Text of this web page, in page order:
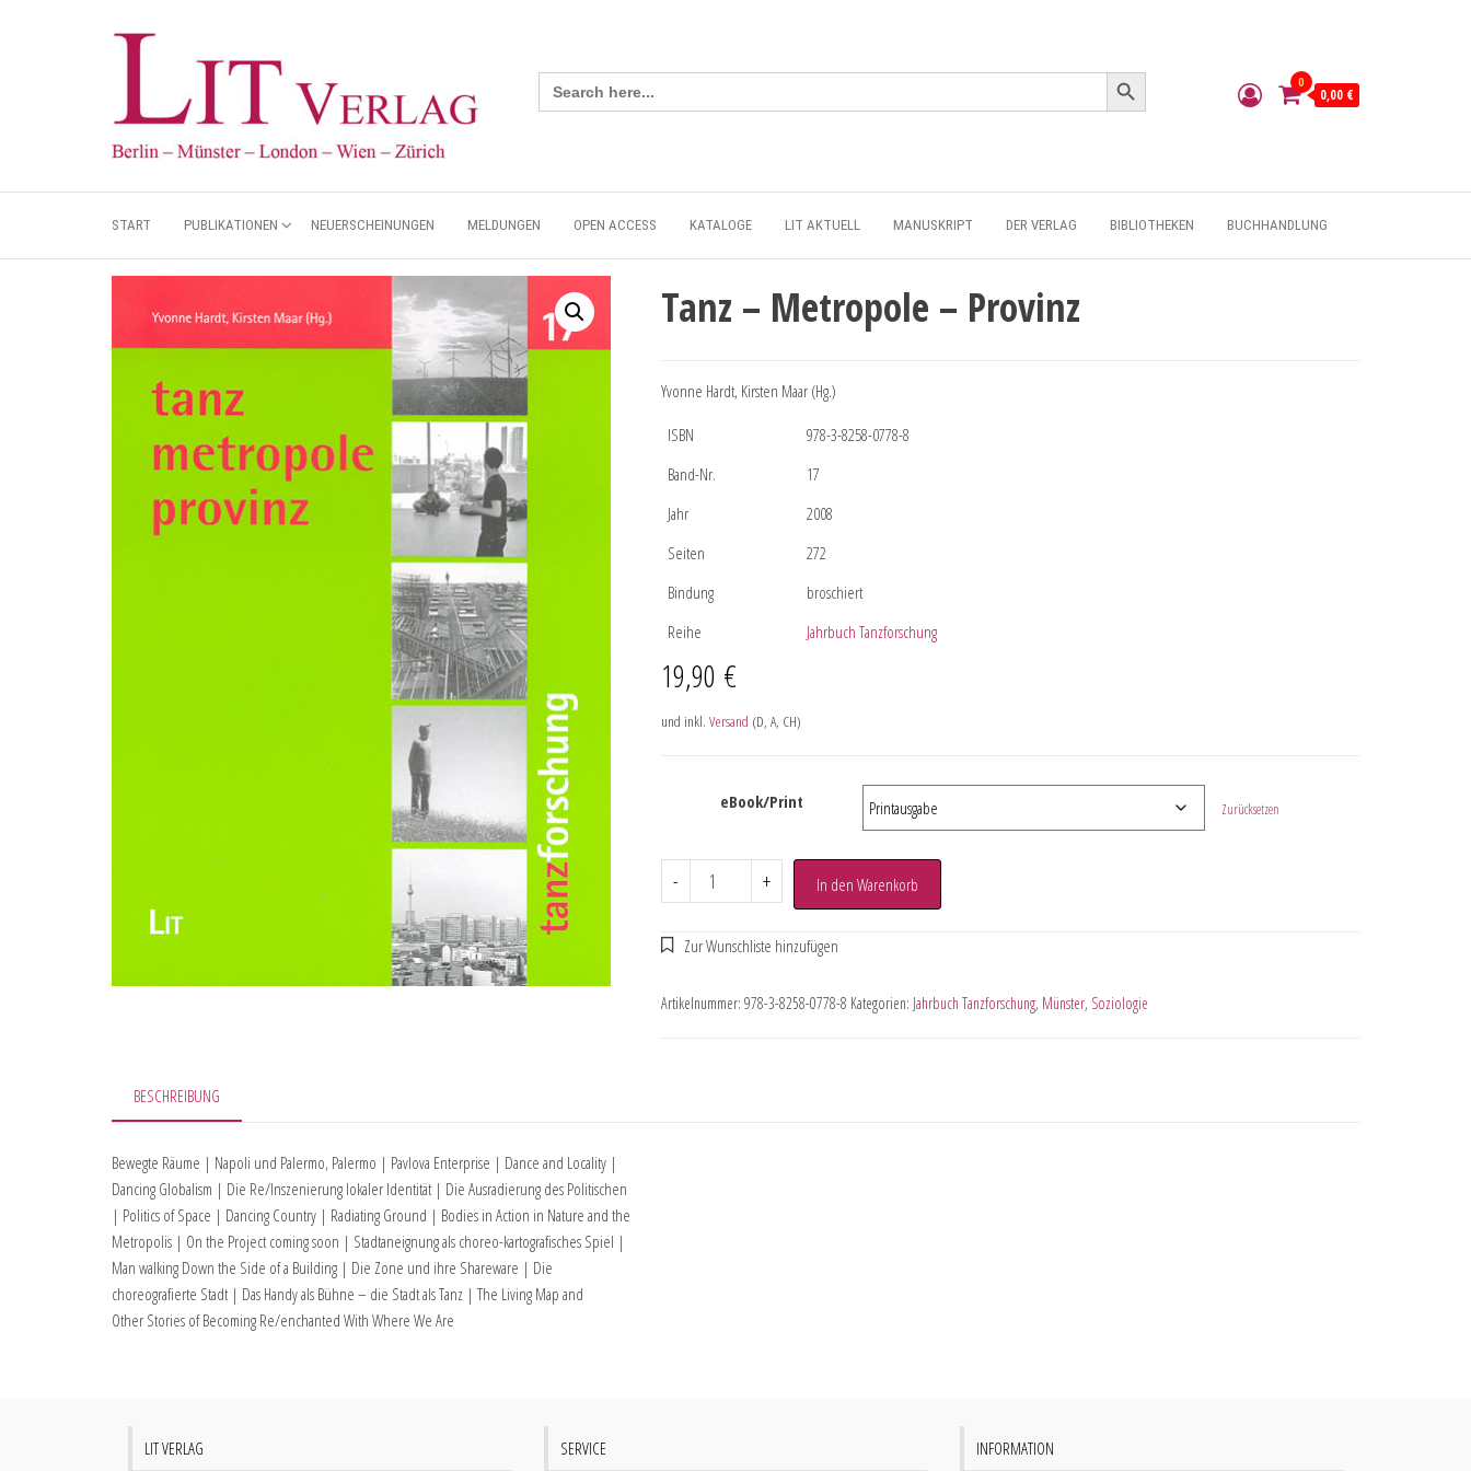
Search
for:
Search Button
0
0,00 €
START PUBLIKATIONEN NEUERSCHEINUNGEN MELDUNGEN OPEN ACCESS KATALOGE LIT AKTUELL MANUSKRIPT DER VERLAG BIBLIOTHEKEN BUCHHANDLUNG
Tanz – Metropole – Provinz
Yvonne Hardt, Kirsten Maar (Hg.)
ISBN
978-3-8258-0778-8
Band-Nr.
17
Jahr
2008
Seiten
272
Bindung
broschiert
Reihe
Jahrbuch Tanzforschung
19,90 €
und inkl. Versand (D, A, CH)
eBook/Print Zurücksetzen
- + In den Warenkorb
Artikelnummer: 978-3-8258-0778-8 Kategorien: Jahrbuch Tanzforschung, Münster, Soziologie
BESCHREIBUNG
Bewegte Räume | Napoli und Palermo, Palermo | Pavlova Enterprise | Dance and Locality |
Dancing Globalism | Die Re/Inszenierung lokaler Identität | Die Ausradierung des Politischen
| Politics of Space | Dancing Country | Radiating Ground | Bodies in Action in Nature and the
Metropolis | On the Project coming soon | Stadtaneignung als choreo-kartografisches Spiel |
Man walking Down the Side of a Building | Die Zone und ihre Shareware | Die
choreografierte Stadt | Das Handy als Bühne – die Stadt als Tanz | The Living Map and
Other Stories of Becoming Re/enchanted With Where We Are
LIT VERLAG SERVICE INFORMATION